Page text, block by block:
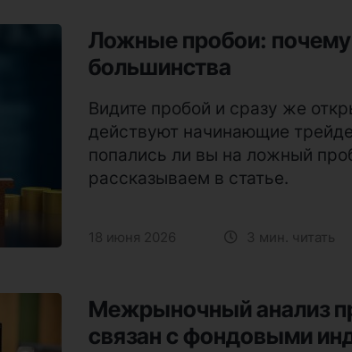
Ложные пробои: почему
большинства
Видите пробой и сразу же
действуют начинающие
попались ли вы на ложный
рассказываем в статье.
18 июня 2026 3 мин. читать
Межрыночный анализ
связан с фондовыми